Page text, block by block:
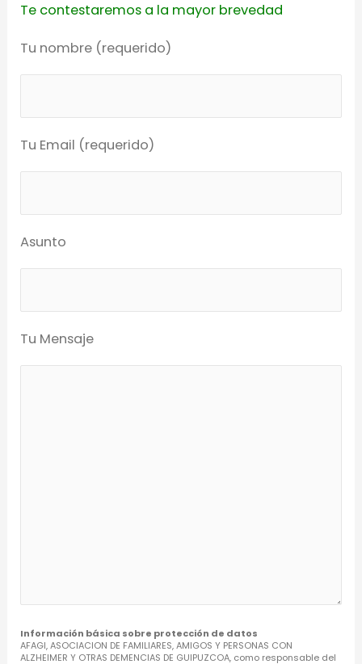
Te contestaremos a la mayor brevedad
Tu nombre (requerido)
Tu Email (requerido)
Asunto
Tu Mensaje
Información básica sobre protección de datos
AFAGI, ASOCIACION DE FAMILIARES, AMIGOS Y PERSONAS CON
ALZHEIMER Y OTRAS DEMENCIAS DE GUIPUZCOA, como responsable del